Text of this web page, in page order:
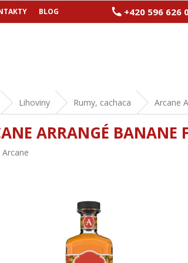
BLOG +420 596 626
Lihoviny Rumy, cachaca Arcane
ARRANGÉ BANANE
Arcane